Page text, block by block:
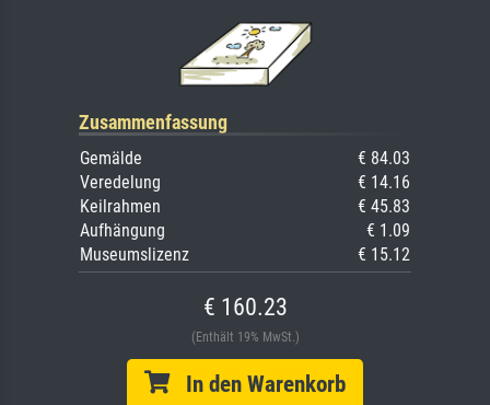
Zusammenfassung
Gemälde
€ 84.03
Veredelung
€ 14.16
Keilrahmen
€ 45.83
Aufhängung
€ 1.09
Museumslizenz
€ 15.12
€ 160.23
(Enthält 19% MwSt.)
In den Warenkorb